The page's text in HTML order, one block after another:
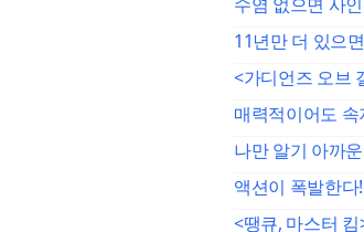
11년만 더 있으
<가디언즈 오브
매력적이어도
나만 알기 아까
액션이 폭발한
<땡큐, 마스터